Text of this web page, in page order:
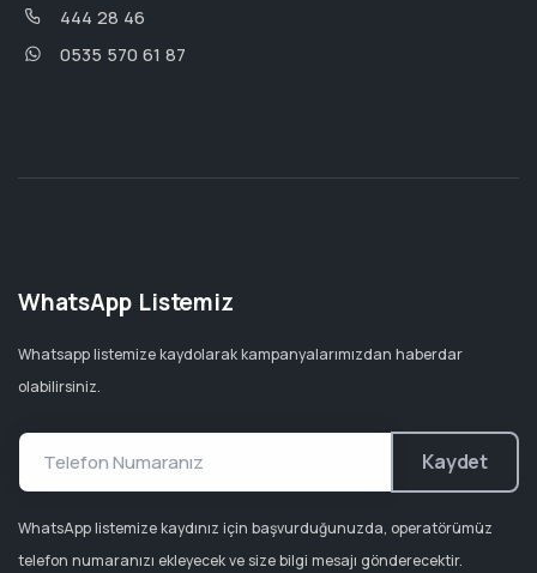
444 28 46
0535 570 61 87
WhatsApp Listemiz
Whatsapp listemize kaydolarak kampanyalarımızdan haberdar
olabilirsiniz.
Kaydet
WhatsApp listemize kaydınız için başvurduğunuzda, operatörümüz
telefon numaranızı ekleyecek ve size bilgi mesajı gönderecektir.